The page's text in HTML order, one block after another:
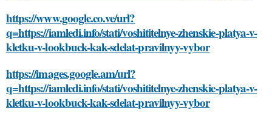
https://www.google.co.ve/url?
q=https://iamledi.info/stati/voshititelnye-zhenskie-platya-v-
kletku-v-lookbuck-kak-sdelat-pravilnyy-vybor
https://images.google.am/url?
q=https://iamledi.info/stati/voshititelnye-zhenskie-platya-v-
kletku-v-lookbuck-kak-sdelat-pravilnyy-vybor